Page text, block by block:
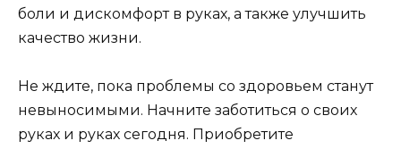
боли и дискомфорт в руках, а также улучшить
качество жизни.
Не ждите, пока проблемы со здоровьем станут
невыносимыми. Начните заботиться о своих
руках и руках сегодня. Приобретите